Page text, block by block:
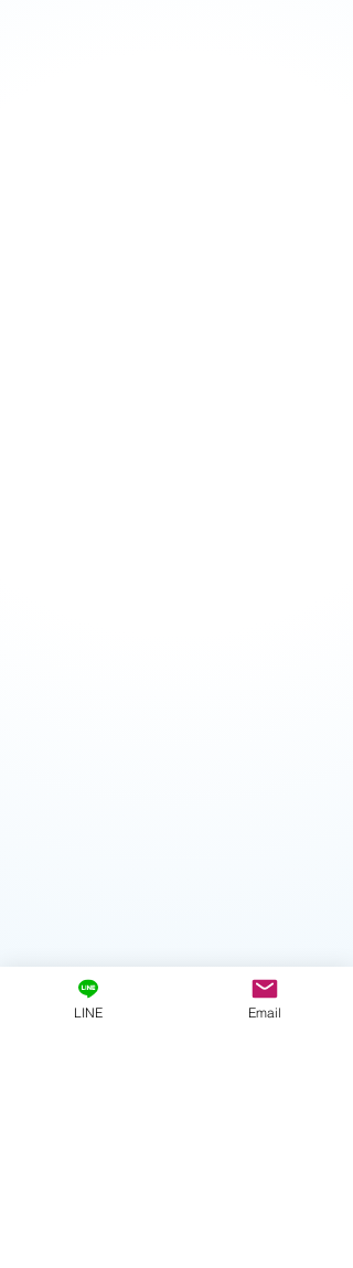
LINE Email